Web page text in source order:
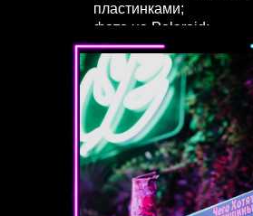
пластинками;
фото на Polaroid;